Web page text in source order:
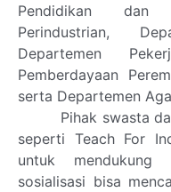
Pendidikan dan
Perindustrian,
Departemen
Pemberdayaan
serta Departemen
Pihak swasta
seperti Teach For
untuk mendukung
sosialisasi bisa